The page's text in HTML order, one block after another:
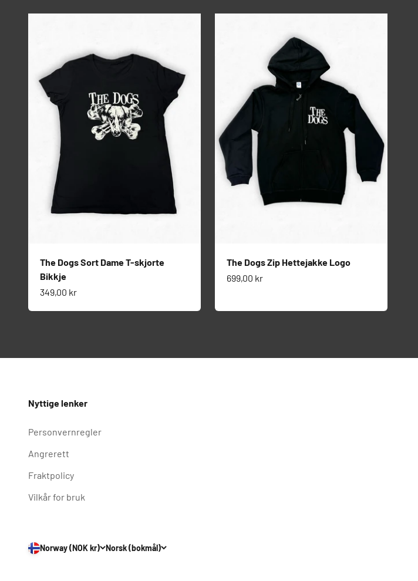
The Dogs Sort Dame T-skjorte
Bikkje
Salgspris
349,00 kr
The Dogs Zip Hettejakke Logo
Salgspris
699,00 kr
Nyttige lenker
Personvernregler
Angrerett
Fraktpolicy
Vilkår for bruk
Norway (NOK kr) Norsk (bokmål)